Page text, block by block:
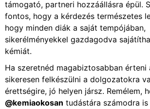
támogató, partneri hozzáállásra épül.
fontos, hogy a kérdezés természetes
hogy minden diák a saját tempójában,
sikerélményekkel gazdagodva
kémiát.
Ha szeretnéd magabiztosabban érteni
sikeresen felkészülni a dolgozatokra
érettségire, jó helyen jársz. Remélem,
@kemiaokosan tudástára számodra is